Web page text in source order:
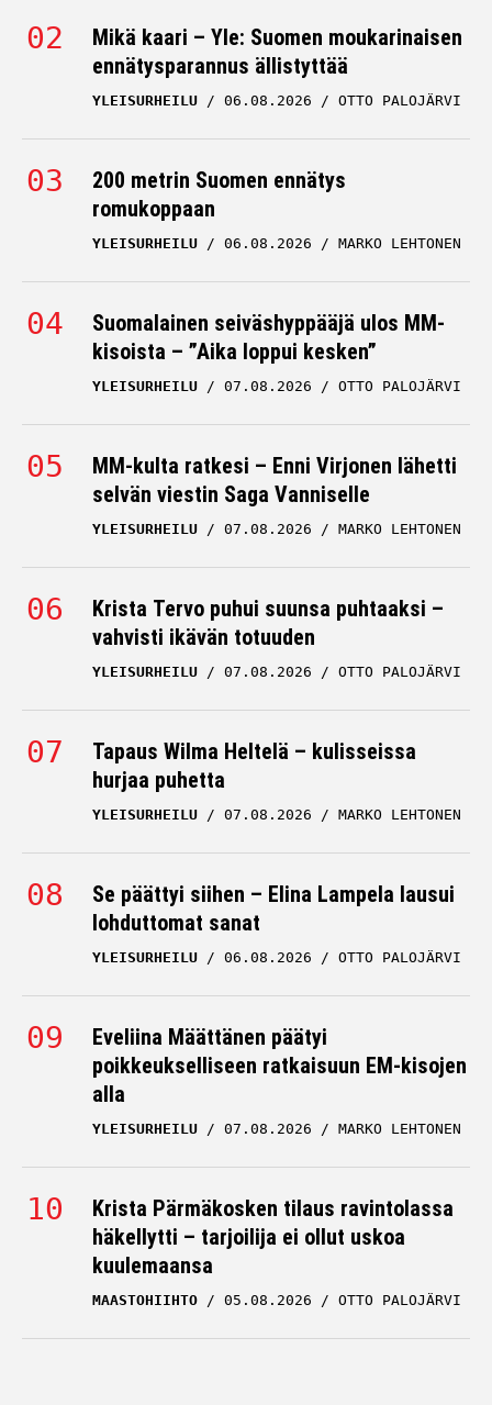
Mikä kaari – Yle: Suomen moukarinaisen
ennätysparannus ällistyttää
YLEISURHEILU 06.08.2026 OTTO PALOJÄRVI
200 metrin Suomen ennätys
romukoppaan
YLEISURHEILU 06.08.2026 MARKO LEHTONEN
Suomalainen seiväshyppääjä ulos MM-
kisoista – ”Aika loppui kesken”
YLEISURHEILU 07.08.2026 OTTO PALOJÄRVI
MM-kulta ratkesi – Enni Virjonen lähetti
selvän viestin Saga Vanniselle
YLEISURHEILU 07.08.2026 MARKO LEHTONEN
Krista Tervo puhui suunsa puhtaaksi –
vahvisti ikävän totuuden
YLEISURHEILU 07.08.2026 OTTO PALOJÄRVI
Tapaus Wilma Heltelä – kulisseissa
hurjaa puhetta
YLEISURHEILU 07.08.2026 MARKO LEHTONEN
Se päättyi siihen – Elina Lampela lausui
lohduttomat sanat
YLEISURHEILU 06.08.2026 OTTO PALOJÄRVI
Eveliina Määttänen päätyi
poikkeukselliseen ratkaisuun EM-kisojen
alla
YLEISURHEILU 07.08.2026 MARKO LEHTONEN
Krista Pärmäkosken tilaus ravintolassa
häkellytti – tarjoilija ei ollut uskoa
kuulemaansa
MAASTOHIIHTO 05.08.2026 OTTO PALOJÄRVI